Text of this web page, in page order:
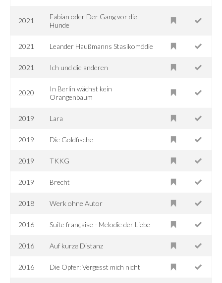
2021
Fabian oder Der Gang vor die
Hunde
2021 Leander Haußmanns Stasikomödie
2021 Ich und die anderen
2020
In Berlin wächst kein
Orangenbaum
2019 Lara
2019 Die Goldfische
2019 TKKG
2019 Brecht
2018 Werk ohne Autor
2016 Suite française - Melodie der Liebe
2016 Auf kurze Distanz
2016 Die Opfer: Vergesst mich nicht